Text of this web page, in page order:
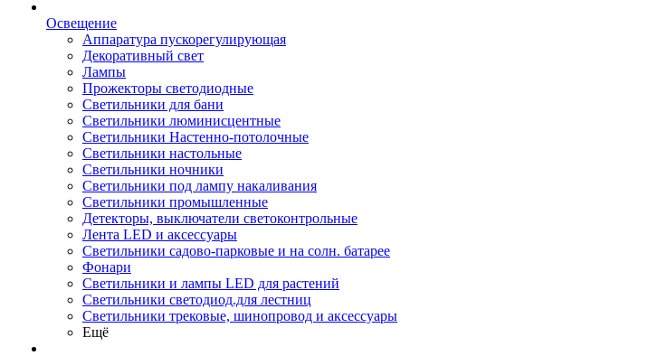
Освещение
Аппаратура пускорегулирующая
Декоративный свет
Лампы
Прожекторы светодиодные
Светильники для бани
Светильники люминисцентные
Светильники Настенно-потолочные
Светильники настольные
Светильники ночники
Светильники под лампу накаливания
Светильники промышленные
Детекторы, выключатели светоконтрольные
Лента LED и аксессуары
Светильники садово-парковые и на солн. батарее
Фонари
Светильники и лампы LED для растений
Светильники светодиод.для лестниц
Светильники трековые, шинопровод и аксессуары
Ещё